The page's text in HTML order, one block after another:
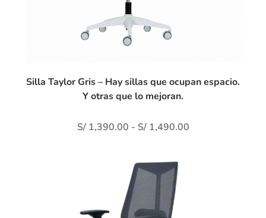
Silla Taylor Gris – Hay sillas que ocupan espacio.
Y otras que lo mejoran.
S/1,390.00 - S/1,490.00